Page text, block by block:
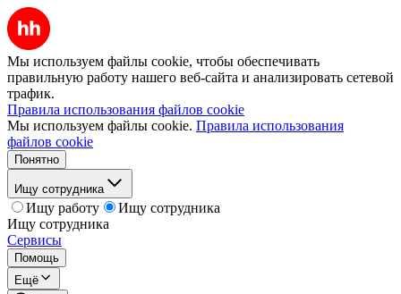
Мы используем файлы cookie, чтобы обеспечивать
правильную работу нашего веб-сайта и анализировать сетевой
трафик.
Правила использования файлов cookie
Мы используем файлы cookie. Правила использования
файлов cookie
Понятно
Ищу сотрудника
Ищу работу
Ищу сотрудника
Ищу сотрудника
Сервисы
Помощь
Ещё